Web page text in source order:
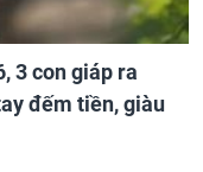
3 con giáp ra
đếm tiền, giàu